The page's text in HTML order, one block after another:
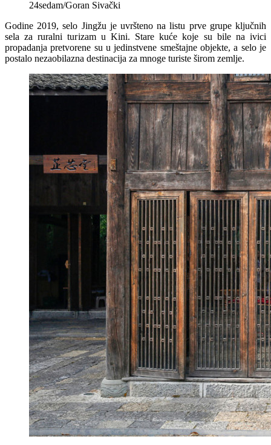
24sedam/Goran Sivački
Godine 2019, selo Jingžu je uvršteno na listu prve grupe ključnih
sela za ruralni turizam u Kini. Stare kuće koje su bile na ivici
propadanja pretvorene su u jedinstvene smeštajne objekte, a selo je
postalo nezaobilazna destinacija za mnoge turiste širom zemlje.